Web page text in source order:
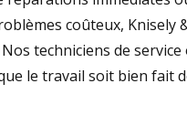
coûteux, Knisely
techniciens de
le travail soit bien fait